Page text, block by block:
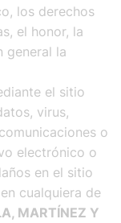
los derechos
el honor, la
general la
el sitio
virus,
o
electrónico o
en el sitio
cualquiera de
MARTÍNEZ Y